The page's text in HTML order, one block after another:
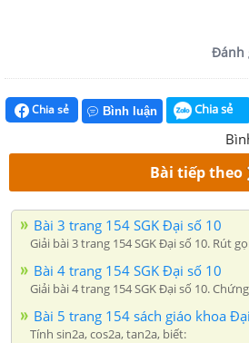
Đánh
Chia sẻ Bình luận Chia sẻ
Bài tiếp theo
Bài 3 trang 154 SGK Đại số 10
Giải bài 3 trang 154 SGK Đại số 10. Rút
Bài 4 trang 154 SGK Đại số 10
Giải bài 4 trang 154 SGK Đại số 10.
Bài 5 trang 154 sách giáo khoa
Tính sin2a, cos2a, tan2a, biết: